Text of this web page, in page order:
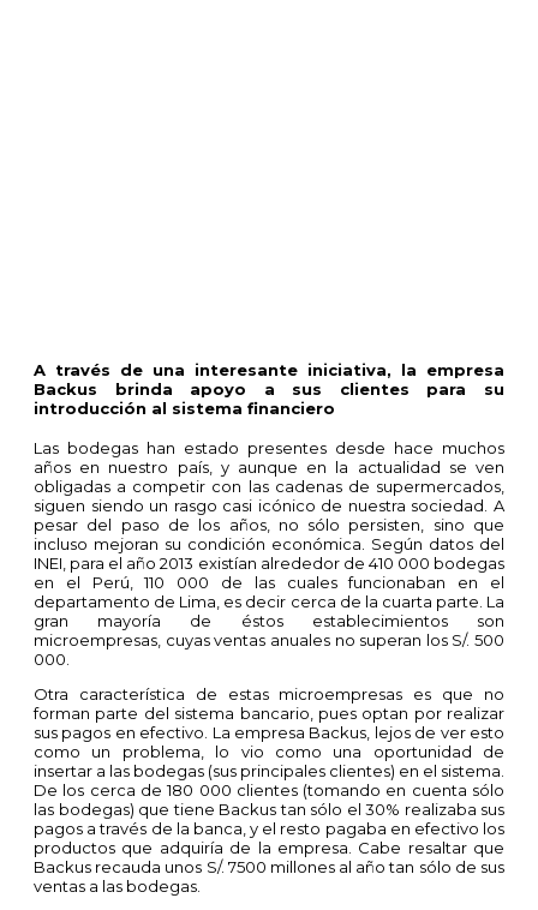
A través de una interesante iniciativa, la empresa
Backus brinda apoyo a sus clientes para su
introducción al sistema financiero
Las bodegas han estado presentes desde hace muchos
años en nuestro país, y aunque en la actualidad se ven
obligadas a competir con las cadenas de supermercados,
siguen siendo un rasgo casi icónico de nuestra sociedad. A
pesar del paso de los años, no sólo persisten, sino que
incluso mejoran su condición económica. Según datos del
INEI, para el año 2013 existían alrededor de 410 000 bodegas
en el Perú, 110 000 de las cuales funcionaban en el
departamento de Lima, es decir cerca de la cuarta parte. La
gran mayoría de éstos establecimientos son
microempresas, cuyas ventas anuales no superan los S/. 500
000.
Otra característica de estas microempresas es que no
forman parte del sistema bancario, pues optan por realizar
sus pagos en efectivo. La empresa Backus, lejos de ver esto
como un problema, lo vio como una oportunidad de
insertar a las bodegas (sus principales clientes) en el sistema.
De los cerca de 180 000 clientes (tomando en cuenta sólo
las bodegas) que tiene Backus tan sólo el 30% realizaba sus
pagos a través de la banca, y el resto pagaba en efectivo los
productos que adquiría de la empresa. Cabe resaltar que
Backus recauda unos S/. 7500 millones al año tan sólo de sus
ventas a las bodegas.